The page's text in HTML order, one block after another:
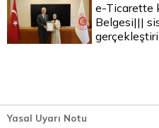
e-Ticarette
Belgesi|||
Yasal Uyarı Notu